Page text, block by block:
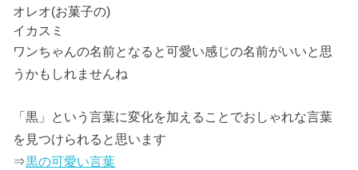
オレオ(お菓子の)
イカスミ
ワンちゃんの名前となると可愛い感じの名前がいいと思
うかもしれませんね
「黒」という言葉に変化を加えることでおしゃれな言葉
を見つけられると思います
⇒黒の可愛い言葉